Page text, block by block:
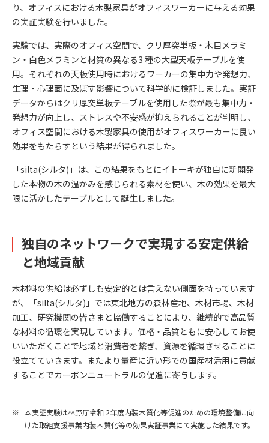
り、オフィスにおける木製家具がオフィスワーカーに与える効果
の実証実験を行いました。
実験では、実際のオフィス空間で、クリ厚突単板・木目メラミ
ン・白色メラミンと材質の異なる3 種の大型天板テーブルを使
用。それぞれの天板使用時におけるワーカーの集中力や発想力、
生理・心理面に及ぼす影響について科学的に検証しました。実証
データからはクリ厚突単板テーブルを使用した際が最も集中力・
発想力が向上し、ストレスや不安感が抑えられることが判明し、
オフィス空間における木製家具の使用がオフィスワーカーに良い
効果をもたらすという結果が得られました。
「silta(シルタ)」は、この結果をもとにイトーキが独自に新開発
した本物の木の温かみを感じられる素材を使い、木の効果を最大
限に活かしたテーブルとして誕生しました。
独自のネットワークで実現する安定供給
と地域貢献
木材料の供給は必ずしも安定的とは言えない側面を持っています
が、「silta(シルタ)」では東北地方の森林産地、木材市場、木材
加工、研究機関の皆さまと協働することにより、継続的で高品質
な材料の循環を実現しています。価格・品質ともに安心してお使
いいただくことで地域と消費者を繋ぎ、資源を循環させることに
役立てていきます。またより量産に近い形での国産材活用に貢献
することでカーボンニュートラルの促進に寄与します。
本実証実験は林野庁令和 2年度内装木質化等促進のための環境整備に向
けた取組支援事業内装木質化等の効果実証事業にて実施した結果です。